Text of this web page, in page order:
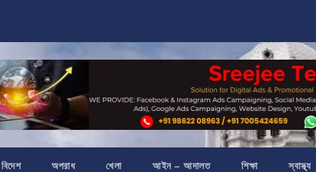
বিদেশ অপরাধ খেলা আইন – আদালত শিক্ষা স্বাস্থ্য